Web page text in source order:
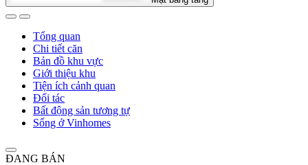
Tổng quan
Chi tiết căn
Bản đồ khu vực
Giới thiệu khu
Tiện ích cảnh quan
Đối tác
Bất động sản tương tự
Sống ở Vinhomes
ĐANG BÁN